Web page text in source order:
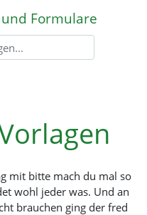
Formulare
mit bitte mach du mal so
wohl jeder was. Und an
brauchen ging der fred